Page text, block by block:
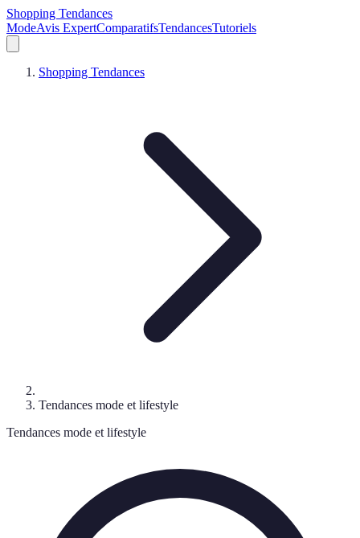
Shopping Tendances
ModeAvis ExpertComparatifsTendancesTutoriels
Shopping Tendances
Tendances mode et lifestyle
Tendances mode et lifestyle